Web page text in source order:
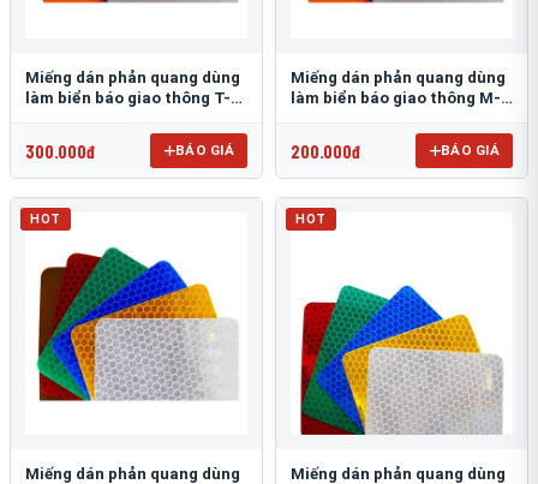
Miếng dán phản quang dùng
làm biển báo giao thông T-
300.000đ BÁO GIÁ
Miếng dán phản quang dùng
làm biển báo giao thông M-
200.000đ BÁO GIÁ
HOT
Miếng dán phản quang dùng
HOT
Miếng dán phản quang dùng